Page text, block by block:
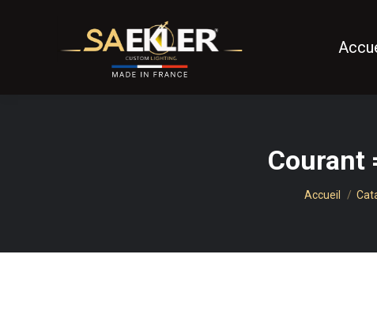
Courant
Vous êtes
Accueil